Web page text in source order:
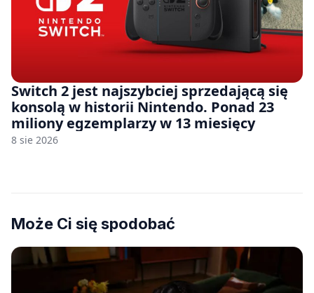
Switch 2 jest najszybciej sprzedającą się
konsolą w historii Nintendo. Ponad 23
miliony egzemplarzy w 13 miesięcy
8 sie 2026
Może Ci się spodobać